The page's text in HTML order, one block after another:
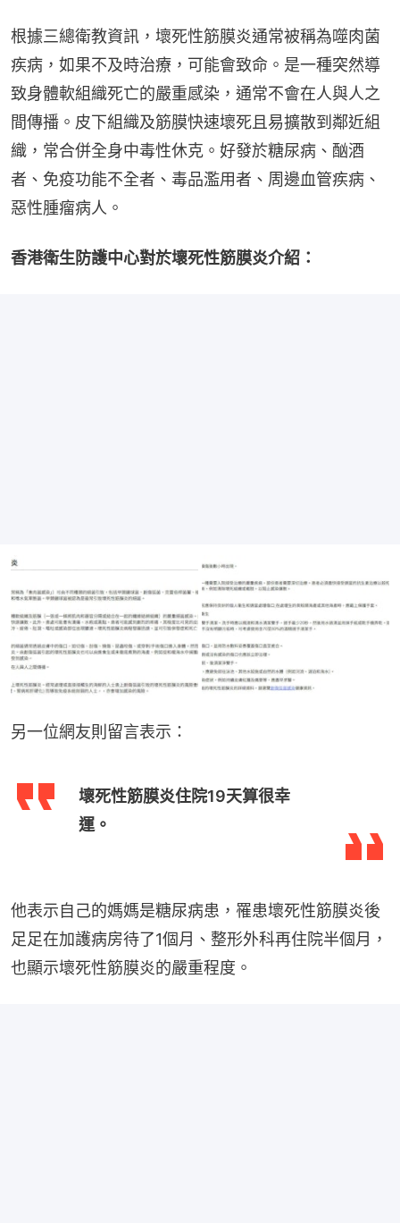
根據三總衛教資訊，壞死性筋膜炎通常被稱為噬肉菌
疾病，如果不及時治療，可能會致命。是一種突然導
致身體軟組織死亡的嚴重感染，通常不會在人與人之
間傳播。皮下組織及筋膜快速壞死且易擴散到鄰近組
織，常合併全身中毒性休克。好發於糖尿病、酗酒
者、免疫功能不全者、毒品濫用者、周邊血管疾病、
惡性腫瘤病人。
香港衛生防護中心對於壞死性筋膜炎介紹：
另一位網友則留言表示：
壞死性筋膜炎住院19天算很幸
運。
他表示自己的媽媽是糖尿病患，罹患壞死性筋膜炎後
足足在加護病房待了1個月、整形外科再住院半個月，
也顯示壞死性筋膜炎的嚴重程度。